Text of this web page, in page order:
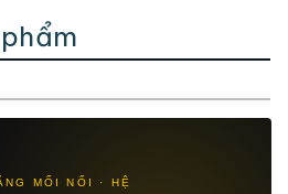
MỐI NỐI · HỆ